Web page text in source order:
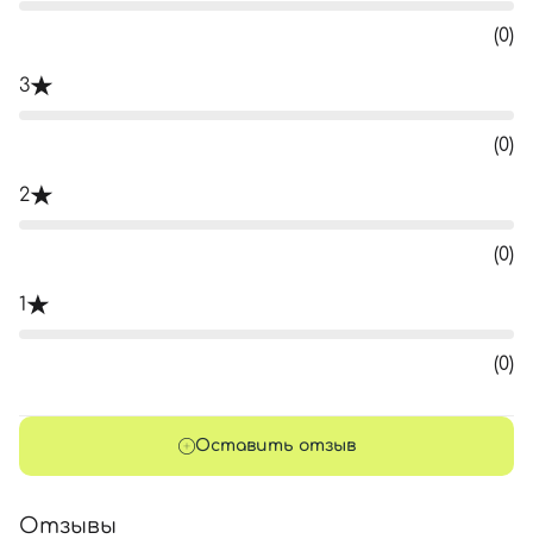
(0)
3
(0)
2
(0)
1
(0)
Оставить отзыв
Отзывы